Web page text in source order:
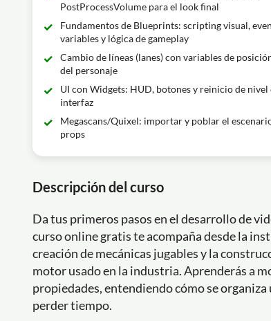
PostProcessVolume para el look final
Fundamentos de Blueprints: scripting visual,
variables y lógica de gameplay
Cambio de líneas (lanes) con variables de
del personaje
UI con Widgets: HUD, botones y reinicio de nivel
interfaz
Megascans/Quixel: importar y poblar el
props
Descripción del curso
Da tus primeros pasos en el desarrollo de
curso online gratis te acompaña desde la
creación de mecánicas jugables y la
motor usado en la industria. Aprenderás a
propiedades, entendiendo cómo se
perder tiempo.